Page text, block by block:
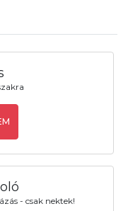
- csak nektek!